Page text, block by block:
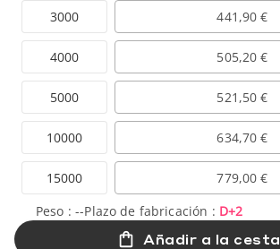
3000
4000
5000
10000
15000
441,90 €
505,20 €
521,50 €
634,70 €
779,00 €
Peso :--Plazo de fabricación : D+2
Añadir a la cesta